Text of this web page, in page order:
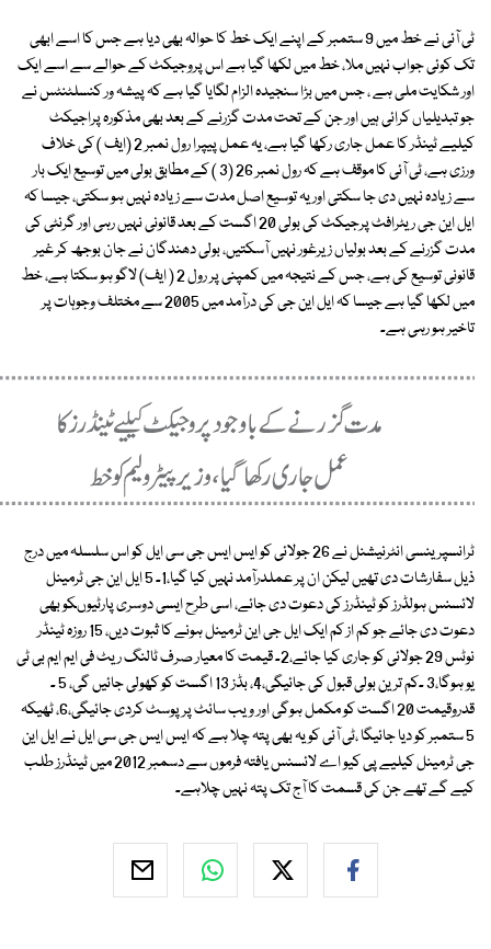
ٹی آئی نے خط میں 9 ستمبر کے اپنے ایک خط کا حوالہ بھی دیا ہے جس کا اسے ابھی
تک کوئی جواب نہیں ملا، خط میں لکھا گیا ہے اس پروجیکٹ کے حوالے سے اسے ایک
اور شکایت ملی ہے ، جس میں بڑا سنجیدہ الزام لگایا گیا ہے کہ پیشہ ور کنسلٹنٹس نے
جو تبدیلیاں کرائی ہیں اور جن کے تحت مدت گزرنے کے بعد بھی مذکورہ پراجیکٹ
کیلیے ٹینڈر کا عمل جاری رکھا گیا ہے، یہ عمل پیپرا رول نمبر 2 (ایف ) کی خلاف
ورزی ہے، ٹی آئی کا موقف ہے کہ رول نمبر 26 (3 ) کے مطابق بولی میں توسیع ایک بار
سے زیادہ نہیں دی جا سکتی اور یہ توسیع اصل مدت سے زیادہ نہیں ہو سکتی، جیسا کہ
ایل این جی ریٹرافٹ پرجیکٹ کی بولی 20 اگست کے بعد قانونی نہیں رہی اور گرنٹی کی
مدت گزرنے کے بعد بولیاں زیرغور نہیں آسکتیں، بولی دھندگان نے جان بوجھ کر غیر
قانونی توسیع کی ہے، جس کے نتیجہ میں کمپنی پر رول 2 ( ایف) لاگو ہو سکتا ہے، خط
میں لکھا گیا ہے جیسا کہ ایل این جی کی درآمد میں 2005 سے مختلف وجوہات پر
تاخیر ہو رہی ہے۔
ٹرانسپرینسی انٹرنیشنل نے 26 جولائی کو ایس ایس جی سی ایل کو اس سلسلہ میں درج
ذیل سفارشات دی تھیں لیکن ان پر عملدرآمد نہیں کیا گیا،1۔ 5 ایل این جی ٹرمینل
لائسنس ہولڈرز کو ٹینڈرز کی دعوت دی جائے، اسی طرح ایسی دوسری پارٹیوںکو بھی
دعوت دی جائے جو کم از کم ایک ایل جی این ٹرمینل ہونے کا ثبوت دیں، 15 روزہ ٹینڈر
نوٹس 29 جولائی کو جاری کیا جائے،2۔ قیمت کا معیار صرف ٹالنگ ریٹ فی ایم ایم بی ٹی
یو ہوگا،3 ۔کم ترین بولی قبول کی جائیگی،4، بڈز 13 اگست کو کھولی جائیں گی، 5 ۔
قدروقیمت 20 اگست کو مکمل ہوگی اور ویب سائٹ پرپوسٹ کردی جائیگی،6، ٹھیکہ
5 ستمبر کو دیا جائیگا ،ٹی آئی کو یہ بھی پتہ چلا ہے کہ ایس ایس جی سی ایل نے ایل این
جی ٹرمینل کیلیے پی کیو اے لائسنس یافتہ فرموں سے دسمبر 2012 میں ٹینڈرز طلب
کیے گے تھے جن کی قسمت کا آج تک پتہ نہیں چلاہے۔